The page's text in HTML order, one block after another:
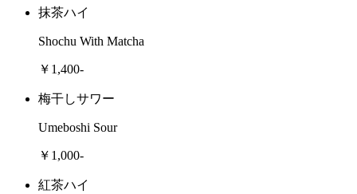
抹茶ハイ
Shochu With Matcha
￥1,400-
梅干しサワー
Umeboshi Sour
￥1,000-
紅茶ハイ